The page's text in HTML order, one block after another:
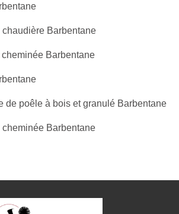
chaudière Barbentane
Barbentane
de poêle à bois et granulé Barbentane
cheminée Barbentane